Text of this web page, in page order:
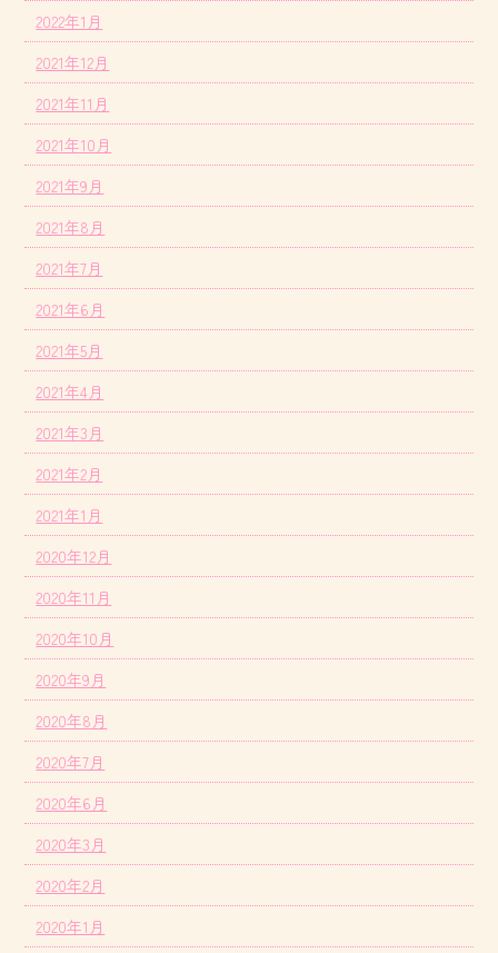
2022年1月
2021年12月
2021年11月
2021年10月
2021年9月
2021年8月
2021年7月
2021年6月
2021年5月
2021年4月
2021年3月
2021年2月
2021年1月
2020年12月
2020年11月
2020年10月
2020年9月
2020年8月
2020年7月
2020年6月
2020年3月
2020年2月
2020年1月